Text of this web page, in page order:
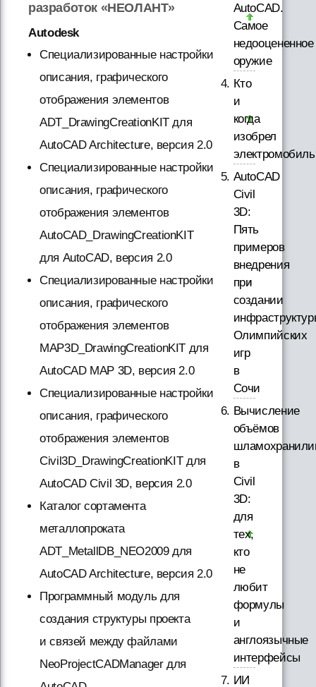
разработок «НЕОЛАНТ»
Autodesk
Специализированные настройки
описания, графического
отображения элементов
ADT_DrawingCreationKIT для
AutoCAD Architecture, версия 2.0
Специализированные настройки
описания, графического
отображения элементов
AutoCAD_DrawingCreationKIT
для AutoCAD, версия 2.0
Специализированные настройки
описания, графического
отображения элементов
MAP3D_DrawingCreationKIT для
AutoCAD МАР 3D, версия 2.0
Специализированные настройки
описания, графического
отображения элементов
Civil3D_DrawingCreationKIT для
AutoCAD Civil 3D, версия 2.0
Каталог сортамента
металлопроката
ADT_MetallDB_NEO2009 для
AutoCAD Architecture, версия 2.0
Программный модуль для
создания структуры проекта
и связей между файлами
NeoProjectCADManager для
AutoCAD.
Самое
недооцененное
оружие
Кто
и
когда
изобрел
AutoCAD
Civil
3D:
Пять
примеров
внедрения
при
создании
Олимпийских
игр
в
Сочи
Вычисление
объёмов
в
Civil
3D:
для
тех,
кто
не
любит
формулы
и
англоязычные
интерфейсы
ИИ